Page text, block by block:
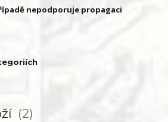
nepodporuje propagaci
2